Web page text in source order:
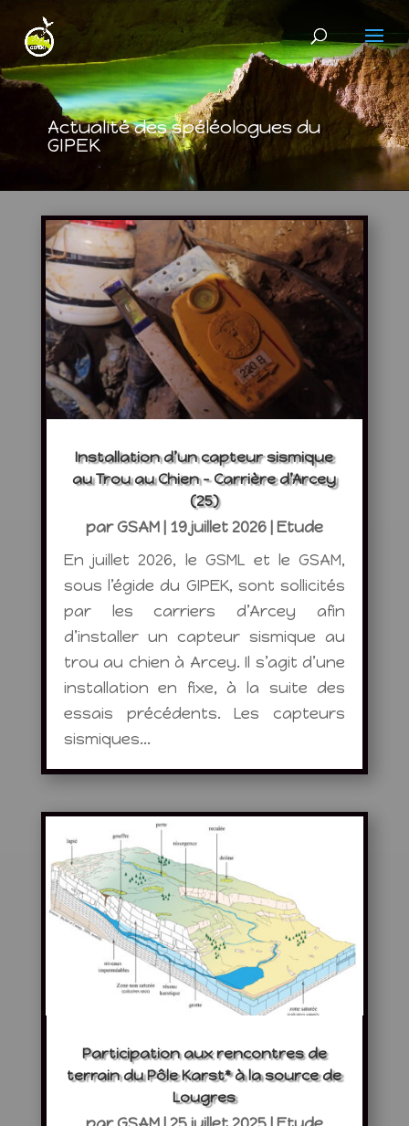
Actualité des spéléologues du
GIPEK
Installation d’un capteur sismique
au Trou au Chien – Carrière d’Arcey
(25)
parGSAM| 19 juillet 2026| Etude
En juillet 2026, le GSML et le GSAM,
sous l’égide du GIPEK, sont sollicités
par les carriers d’Arcey afin
d’installer un capteur sismique au
trou au chien à Arcey. Il s’agit d’une
installation en fixe, à la suite des
essais précédents. Les capteurs
sismiques...
Participation aux rencontres de
terrain du Pôle Karst* à la source de
Lougres